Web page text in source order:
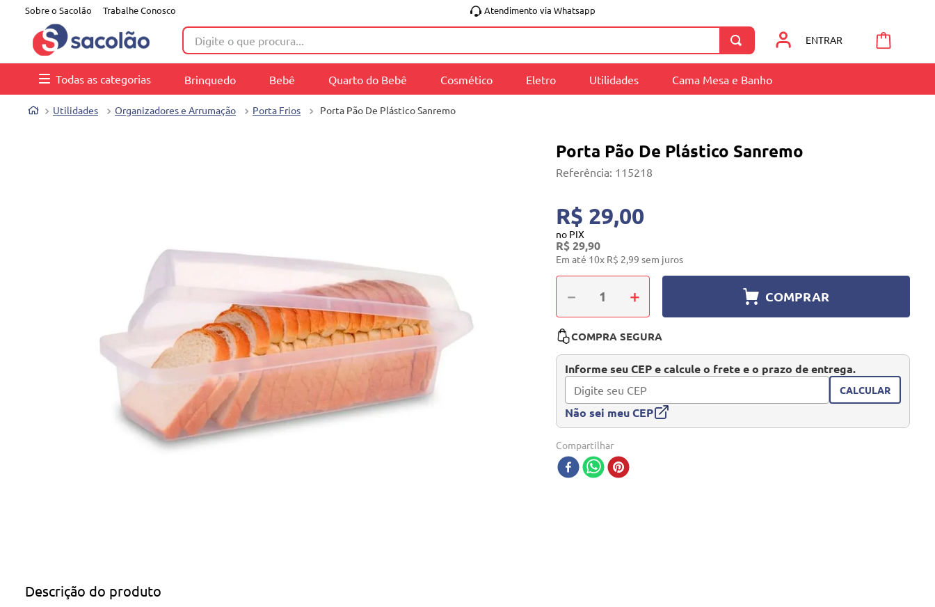
Sobre o Sacolão Trabalhe Conosco Atendimento via Whatsapp
Digite o que procura...
ENTRAR
Todas as categorias Brinquedo Bebê Quarto do Bebê Cosmético Eletro Utilidades Cama Mesa e Banho
Utilidades Organizadores e Arrumação Porta Frios Porta Pão De Plástico Sanremo
Porta Pão De Plástico Sanremo
Referência: 115218
R$ 29,00
no PIX
R$29,90
Em até 10x R$ 2,99 sem juros
＋
－ COMPRAR
COMPRA SEGURA
Informe seu CEP e calcule o frete e o prazo de entrega.
CALCULAR
Não sei meu CEP
Compartilhar
Descrição do produto